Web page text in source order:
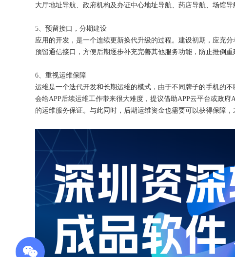
大厅地址导航、政府机构及办证中心地址导航、药店导航、场馆导
5、预留接口，分期建设
应用的开发，是一个连续更新换代升级的过程。建设初期，应充分
预留通信接口，方便后期逐步补充完善其他服务功能，防止推倒重
6、重视运维保障
运维是一个迭代开发和长期运维的模式，由于不同牌子的手机的
会给APP后续运维工作带来很大难度，提议借助APP云平台或政
的运维服务保证。与此同时，后期运维资金也需要可以获得保障，